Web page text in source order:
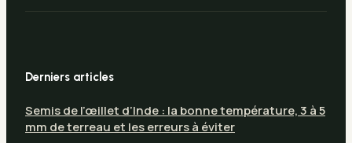
Derniers articles
Semis de l’œillet d’Inde : la bonne température, 3 à 5
mm de terreau et les erreurs à éviter